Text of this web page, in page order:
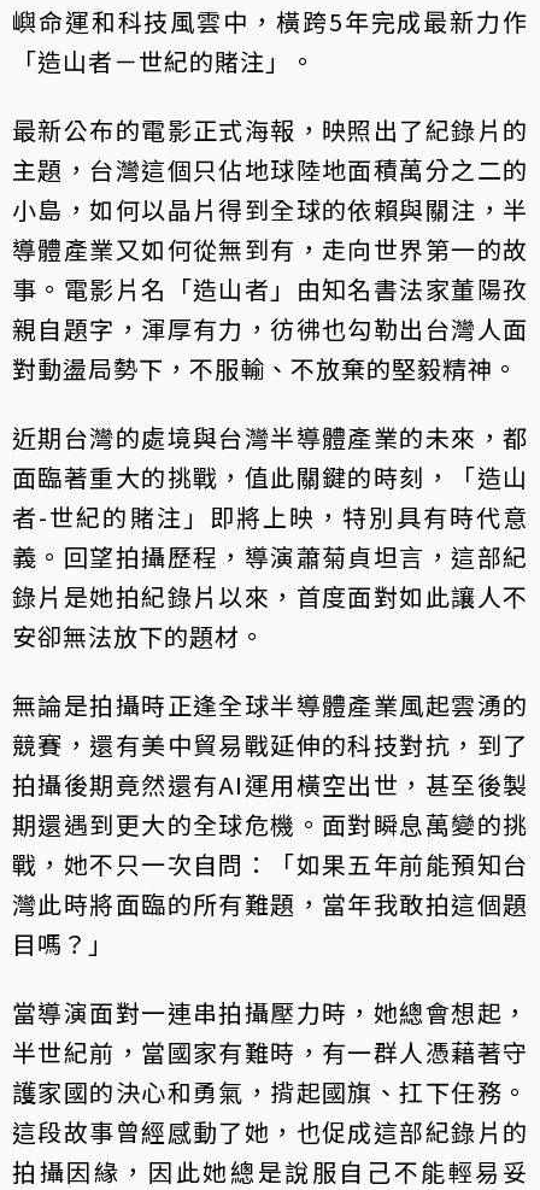
嶼命運和科技風雲中，橫跨5年完成最新力作
「造山者－世紀的賭注」。
最新公布的電影正式海報，映照出了紀錄片的
主題，台灣這個只佔地球陸地面積萬分之二的
小島，如何以晶片得到全球的依賴與關注，半
導體產業又如何從無到有，走向世界第一的故
事。電影片名「造山者」由知名書法家董陽孜
親自題字，渾厚有力，彷彿也勾勒出台灣人面
對動盪局勢下，不服輸、不放棄的堅毅精神。
近期台灣的處境與台灣半導體產業的未來，都
面臨著重大的挑戰，值此關鍵的時刻，「造山
者-世紀的賭注」即將上映，特別具有時代意
義。回望拍攝歷程，導演蕭菊貞坦言，這部紀
錄片是她拍紀錄片以來，首度面對如此讓人不
安卻無法放下的題材。
無論是拍攝時正逢全球半導體產業風起雲湧的
競賽，還有美中貿易戰延伸的科技對抗，到了
拍攝後期竟然還有AI運用橫空出世，甚至後製
期還遇到更大的全球危機。面對瞬息萬變的挑
戰，她不只一次自問：「如果五年前能預知台
灣此時將面臨的所有難題，當年我敢拍這個題
目嗎？」
當導演面對一連串拍攝壓力時，她總會想起，
半世紀前，當國家有難時，有一群人憑藉著守
護家國的決心和勇氣，揹起國旗、扛下任務。
這段故事曾經感動了她，也促成這部紀錄片的
拍攝因緣，因此她總是說服自己不能輕易妥